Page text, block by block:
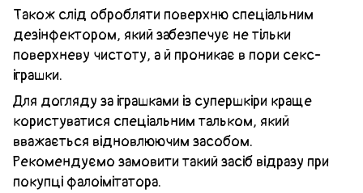
Також слід обробляти поверхню спеціальним
дезінфектором, який забезпечує не тільки
поверхневу чистоту, а й проникає в пори секс-
іграшки.
Для догляду за іграшками із супершкіри краще
користуватися спеціальним тальком, який
вважається відновлюючим засобом.
Рекомендуємо замовити такий засіб відразу при
покупці фалоімітатора.